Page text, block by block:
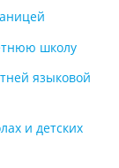
школу
языковой
и детских